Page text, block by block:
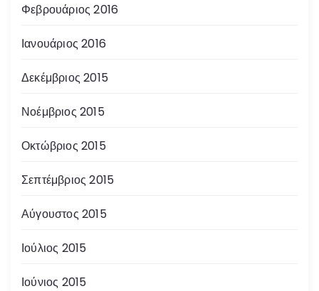
Φεβρουάριος 2016
Ιανουάριος 2016
Δεκέμβριος 2015
Νοέμβριος 2015
Οκτώβριος 2015
Σεπτέμβριος 2015
Αύγουστος 2015
Ιούλιος 2015
Ιούνιος 2015